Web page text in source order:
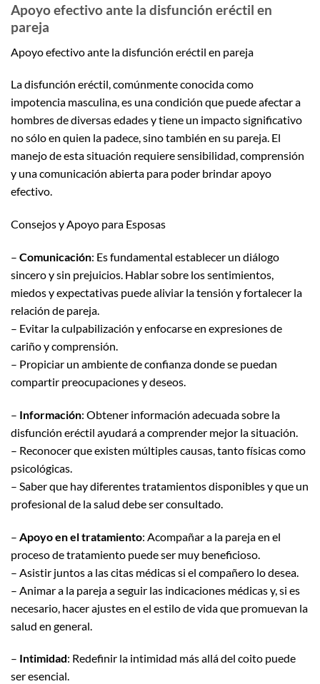
Apoyo efectivo ante la disfunción eréctil en
pareja
Apoyo efectivo ante la disfunción eréctil en pareja
La disfunción eréctil, comúnmente conocida como
impotencia masculina, es una condición que puede afectar a
hombres de diversas edades y tiene un impacto significativo
no sólo en quien la padece, sino también en su pareja. El
manejo de esta situación requiere sensibilidad, comprensión
y una comunicación abierta para poder brindar apoyo
efectivo.
Consejos y Apoyo para Esposas
– Comunicación: Es fundamental establecer un diálogo
sincero y sin prejuicios. Hablar sobre los sentimientos,
miedos y expectativas puede aliviar la tensión y fortalecer la
relación de pareja.
– Evitar la culpabilización y enfocarse en expresiones de
cariño y comprensión.
– Propiciar un ambiente de confianza donde se puedan
compartir preocupaciones y deseos.
– Información: Obtener información adecuada sobre la
disfunción eréctil ayudará a comprender mejor la situación.
– Reconocer que existen múltiples causas, tanto físicas como
psicológicas.
– Saber que hay diferentes tratamientos disponibles y que un
profesional de la salud debe ser consultado.
– Apoyo en el tratamiento: Acompañar a la pareja en el
proceso de tratamiento puede ser muy beneficioso.
– Asistir juntos a las citas médicas si el compañero lo desea.
– Animar a la pareja a seguir las indicaciones médicas y, si es
necesario, hacer ajustes en el estilo de vida que promuevan la
salud en general.
– Intimidad: Redefinir la intimidad más allá del coito puede
ser esencial.